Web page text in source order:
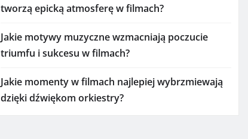
tworzą epicką atmosferę w filmach?
Jakie motywy muzyczne wzmacniają poczucie
triumfu i sukcesu w filmach?
Jakie momenty w filmach najlepiej wybrzmiewają
dzięki dźwiękom orkiestry?